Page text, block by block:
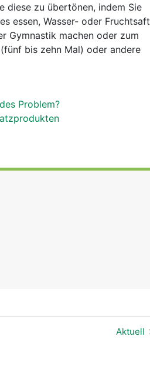
diese zu übertönen, indem Sie
essen, Wasser- oder Fruchtsaft
Gymnastik machen oder zum
bis zehn Mal) oder andere
Problem?
Aktuell